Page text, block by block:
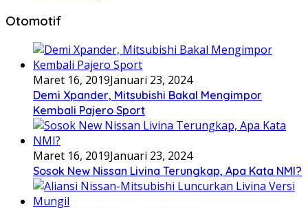
Otomotif
Maret 16, 2019Januari 23, 2024
Demi Xpander, Mitsubishi Bakal Mengimpor
Kembali Pajero Sport
Maret 16, 2019Januari 23, 2024
Sosok New Nissan Livina Terungkap, Apa Kata NMI?